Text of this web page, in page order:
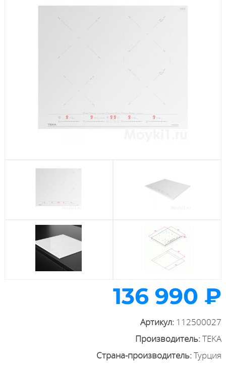
Стиральные машины
136 990 ₽
Артикул: 112500027
Производитель:TEKA
Страна-производитель:Турция